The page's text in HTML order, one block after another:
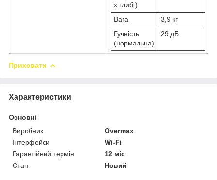
x глиб.)
Вага
3,9 кг
Гучність
(нормальна)
29 дБ
Приховати
Характеристики
Основні
Виробник
Overmax
Інтерфейси
Wi-Fi
Гарантійний термін
12 міс
Стан
Новий